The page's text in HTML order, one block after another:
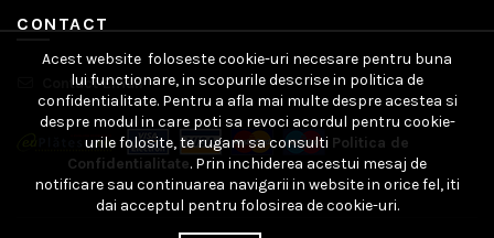
CONTACT
Contact Email
Acest website foloseste cookie-uri necesare pentru buna
lui functionare, in scopurile descrise in politica de
confidentialitate. Pentru a afla mai multe despre acestea si
despre modul in care poti sa revoci acordul pentru cookie-
urile folosite, te rugam sa consulti Politica de
Confidentialitate. Prin inchiderea acestui mesaj de
notificare sau continuarea navigarii in website in orice fel, iti
dai acceptul pentru folosirea de cookie-uri.